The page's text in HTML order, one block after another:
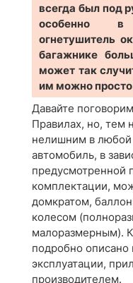
всегда был под
особенно в
огнетушитель
багажнике
может так
им можно просто
Давайте
Правилах, но, тем
нелишним в
автомобиль, в
предусмотренной
комплектации,
домкратом,
колесом
малоразмерным).
подробно описано
эксплуатации,
производителем.